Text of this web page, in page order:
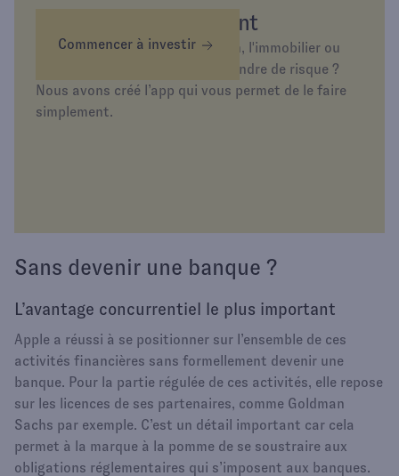
Épargnez différemment
Envie d’investir dans l’or, la tech, l'immobilier ou
simplement d’épargner sans prendre de risque ?
Nous avons créé l’app qui vous permet de le faire
simplement.
Commencer à investir
Sans devenir une banque ?
L’avantage concurrentiel le plus important
Apple a réussi à se positionner sur l’ensemble de ces
activités financières sans formellement devenir une
banque. Pour la partie régulée de ces activités, elle repose
sur les licences de ses partenaires, comme Goldman
Sachs par exemple. C’est un détail important car cela
permet à la marque à la pomme de se soustraire aux
obligations réglementaires qui s’imposent aux banques.